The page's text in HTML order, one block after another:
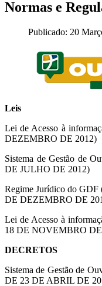
Normas e
Publicado: 20
Leis
Lei de Acesso à
DEZEMBRO DE 2012)
Sistema de Gestão de
DE JULHO DE 2012)
Regime Jurídico do
DE DEZEMBRO DE
Lei de Acesso à
18 DE NOVEMBRO
DECRETOS
Sistema de Gestão de
DE 23 DE ABRIL DE